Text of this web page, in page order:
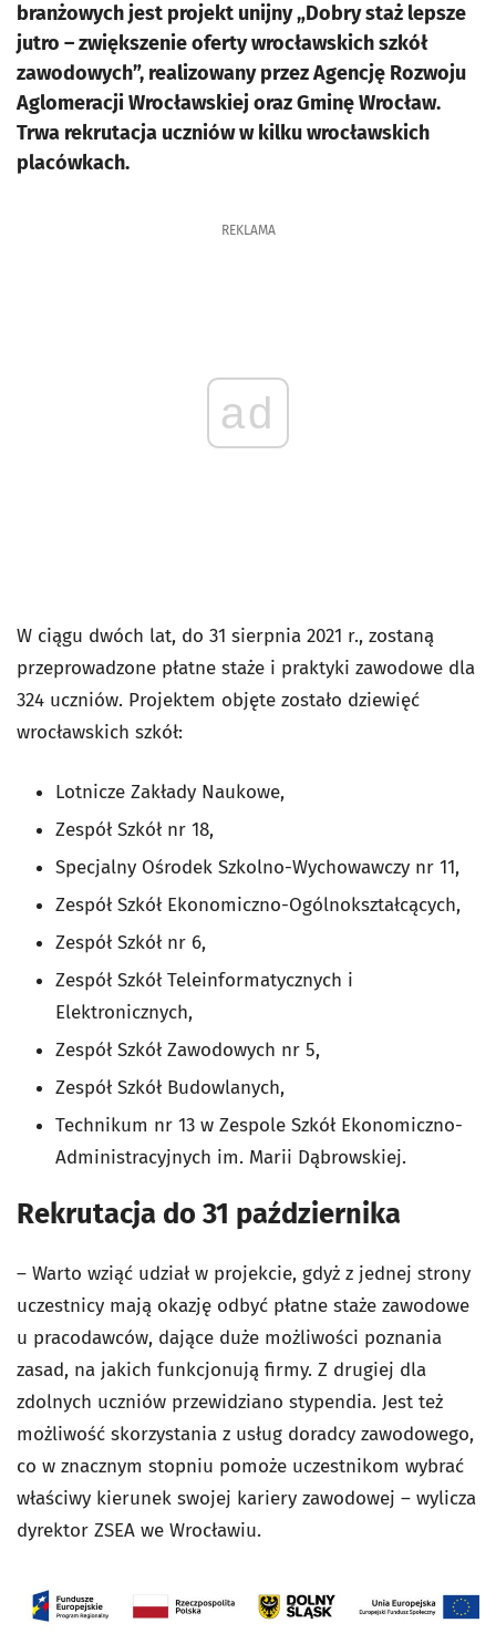
branżowych jest projekt unijny „Dobry staż lepsze
jutro – zwiększenie oferty wrocławskich szkół
zawodowych”, realizowany przez Agencję Rozwoju
Aglomeracji Wrocławskiej oraz Gminę Wrocław.
Trwa rekrutacja uczniów w kilku wrocławskich
placówkach.
REKLAMA
ad
W ciągu dwóch lat, do 31 sierpnia 2021 r., zostaną
przeprowadzone płatne staże i praktyki zawodowe dla
324 uczniów. Projektem objęte zostało dziewięć
wrocławskich szkół:
Lotnicze Zakłady Naukowe,
Zespół Szkół nr 18,
Specjalny Ośrodek Szkolno-Wychowawczy nr 11,
Zespół Szkół Ekonomiczno-Ogólnokształcących,
Zespół Szkół nr 6,
Zespół Szkół Teleinformatycznych i
Elektronicznych,
Zespół Szkół Zawodowych nr 5,
Zespół Szkół Budowlanych,
Technikum nr 13 w Zespole Szkół Ekonomiczno-
Administracyjnych im. Marii Dąbrowskiej.
Rekrutacja do 31 października
– Warto wziąć udział w projekcie, gdyż z jednej strony
uczestnicy mają okazję odbyć płatne staże zawodowe
u pracodawców, dające duże możliwości poznania
zasad, na jakich funkcjonują firmy. Z drugiej dla
zdolnych uczniów przewidziano stypendia. Jest też
możliwość skorzystania z usług doradcy zawodowego,
co w znacznym stopniu pomoże uczestnikom wybrać
właściwy kierunek swojej kariery zawodowej – wylicza
dyrektor ZSEA we Wrocławiu.